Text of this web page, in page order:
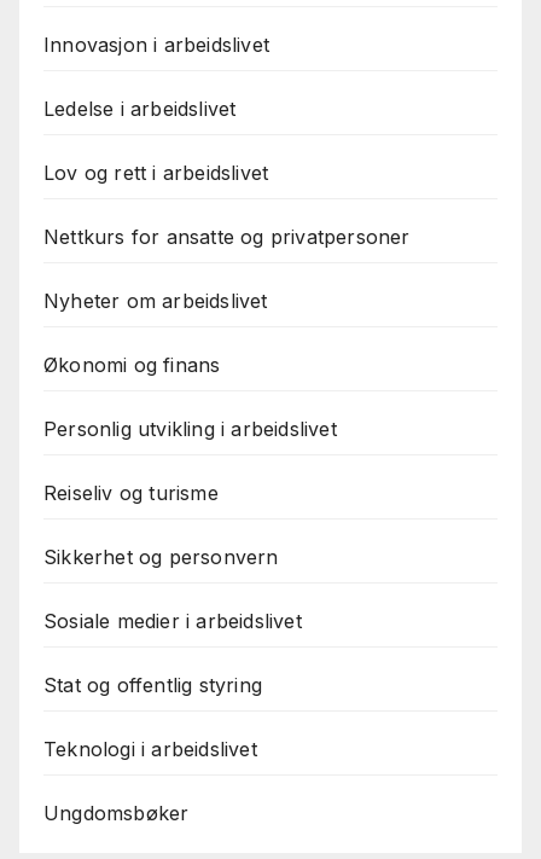
Innovasjon i arbeidslivet
Ledelse i arbeidslivet
Lov og rett i arbeidslivet
Nettkurs for ansatte og privatpersoner
Nyheter om arbeidslivet
Økonomi og finans
Personlig utvikling i arbeidslivet
Reiseliv og turisme
Sikkerhet og personvern
Sosiale medier i arbeidslivet
Stat og offentlig styring
Teknologi i arbeidslivet
Ungdomsbøker